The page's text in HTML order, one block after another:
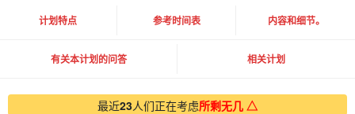
计划特点 参考时间表 内容和细节。
有关本计划的问答 相关计划
最近23人们正在考虑所剩无几 △